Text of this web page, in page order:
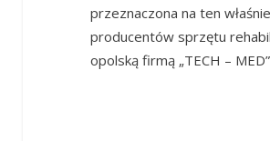
przeznaczona na ten
producentów sprzętu
opolską firmą „TECH –